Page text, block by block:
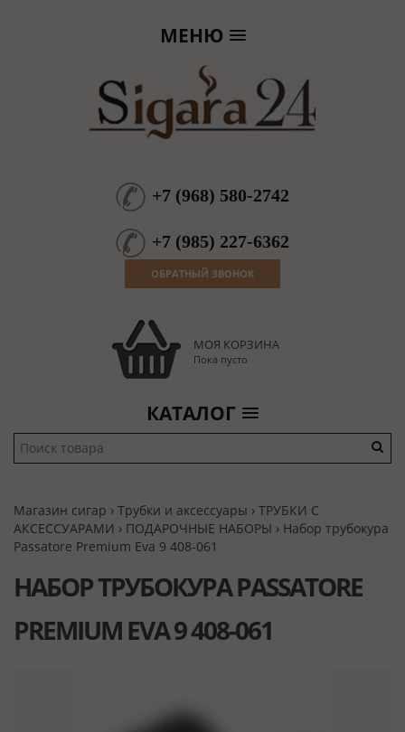
МЕНЮ
+7 (968) 580-2742
+7 (985) 227-6362
ОБРАТНЫЙ ЗВОНОК
МОЯ КОРЗИНА
Пока пусто
КАТАЛОГ
Магазин сигар › Трубки и аксессуары › ТРУБКИ С
АКСЕССУАРАМИ › ПОДАРОЧНЫЕ НАБОРЫ › Набор трубокура
Passatore Premium Eva 9 408-061
НАБОР ТРУБОКУРА PASSATORE
PREMIUM EVA 9 408-061